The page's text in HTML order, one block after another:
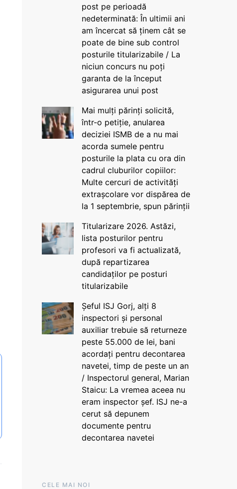
post pe perioadă
nedeterminată: În ultimii ani
am încercat să ținem cât se
poate de bine sub control
posturile titularizabile / La
niciun concurs nu poți
garanta de la început
asigurarea unui post
Mai mulți părinți solicită,
într-o petiție, anularea
deciziei ISMB de a nu mai
acorda sumele pentru
posturile la plata cu ora din
cadrul cluburilor copiilor:
Multe cercuri de activități
extrașcolare vor dispărea de
la 1 septembrie, spun părinții
Titularizare 2026. Astăzi,
lista posturilor pentru
profesori va fi actualizată,
după repartizarea
candidaților pe posturi
titularizabile
Șeful ISJ Gorj, alți 8
inspectori și personal
auxiliar trebuie să returneze
peste 55.000 de lei, bani
acordați pentru decontarea
navetei, timp de peste un an
/ Inspectorul general, Marian
Staicu: La vremea aceea nu
eram inspector șef. ISJ ne-a
cerut să depunem
documente pentru
decontarea navetei
CELE MAI NOI